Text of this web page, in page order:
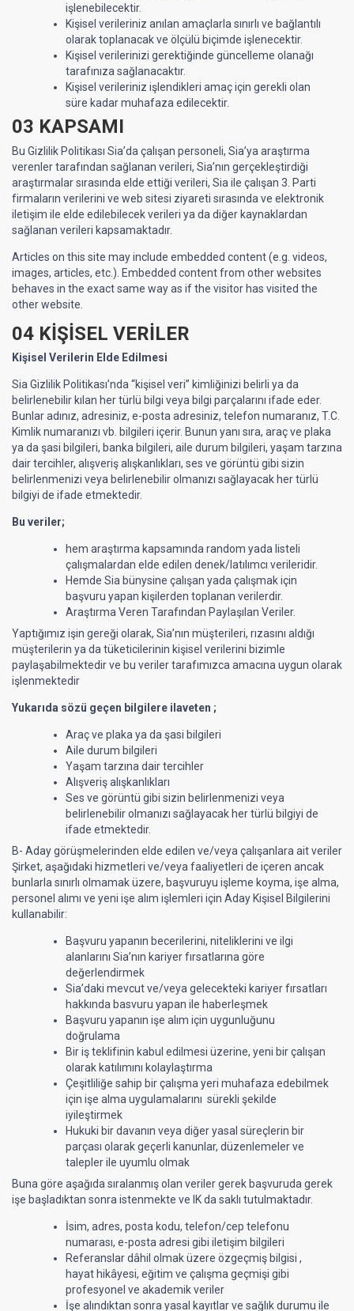
işlenebilecektir.
Kişisel verileriniz anılan amaçlarla sınırlı ve bağlantılı
olarak toplanacak ve ölçülü biçimde işlenecektir.
Kişisel verilerinizi gerektiğinde güncelleme olanağı
tarafınıza sağlanacaktır.
Kişisel verileriniz işlendikleri amaç için gerekli olan
süre kadar muhafaza edilecektir.
03 KAPSAMI
Bu Gizlilik Politikası Sia’da çalışan personeli, Sia’ya araştırma
verenler tarafından sağlanan verileri, Sia’nın gerçekleştirdiği
araştırmalar sırasında elde ettiği verileri, Sia ile çalışan 3. Parti
firmaların verilerini ve web sitesi ziyareti sırasında ve elektronik
iletişim ile elde edilebilecek verileri ya da diğer kaynaklardan
sağlanan verileri kapsamaktadır.
Articles on this site may include embedded content (e.g. videos,
images, articles, etc.). Embedded content from other websites
behaves in the exact same way as if the visitor has visited the
other website.
04 KİŞİSEL VERİLER
Kişisel Verilerin Elde Edilmesi
Sia Gizlilik Politikası’nda “kişisel veri” kimliğinizi belirli ya da
belirlenebilir kılan her türlü bilgi veya bilgi parçalarını ifade eder.
Bunlar adınız, adresiniz, e-posta adresiniz, telefon numaranız, T.C.
Kimlik numaranızı vb. bilgileri içerir. Bunun yanı sıra, araç ve plaka
ya da şasi bilgileri, banka bilgileri, aile durum bilgileri, yaşam tarzına
dair tercihler, alışveriş alışkanlıkları, ses ve görüntü gibi sizin
belirlenmenizi veya belirlenebilir olmanızı sağlayacak her türlü
bilgiyi de ifade etmektedir.
Bu veriler;
hem araştırma kapsamında random yada listeli
çalışmalardan elde edilen denek/latılımcı verileridir.
Hemde Sia bünysine çalışan yada çalışmak için
başvuru yapan kişilerden toplanan verilerdir.
Araştırma Veren Tarafından Paylaşılan Veriler.
Yaptığımız işin gereği olarak, Sia’nın müşterileri, rızasını aldığı
müşterilerin ya da tüketicilerinin kişisel verilerini bizimle
paylaşabilmektedir ve bu veriler tarafımızca amacına uygun olarak
işlenmektedir
Yukarıda sözü geçen bilgilere ilaveten ;
Araç ve plaka ya da şasi bilgileri
Aile durum bilgileri
Yaşam tarzına dair tercihler
Alışveriş alışkanlıkları
Ses ve görüntü gibi sizin belirlenmenizi veya
belirlenebilir olmanızı sağlayacak her türlü bilgiyi de
ifade etmektedir.
B- Aday görüşmelerinden elde edilen ve/veya çalışanlara ait veriler
Şirket, aşağıdaki hizmetleri ve/veya faaliyetleri de içeren ancak
bunlarla sınırlı olmamak üzere, başvuruyu işleme koyma, işe alma,
personel alımı ve yeni işe alım işlemleri için Aday Kişisel Bilgilerini
kullanabilir:
Başvuru yapanın becerilerini, niteliklerini ve ilgi
alanlarını Sia’nın kariyer fırsatlarına göre
değerlendirmek
Sia’daki mevcut ve/veya gelecekteki kariyer fırsatları
hakkında basvuru yapan ile haberleşmek
Başvuru yapanın işe alım için uygunluğunu
doğrulama
Bir iş teklifinin kabul edilmesi üzerine, yeni bir çalışan
olarak katılımını kolaylaştırma
Çeşitliliğe sahip bir çalışma yeri muhafaza edebilmek
için işe alma uygulamalarını sürekli şekilde
iyileştirmek
Hukuki bir davanın veya diğer yasal süreçlerin bir
parçası olarak geçerli kanunlar, düzenlemeler ve
talepler ile uyumlu olmak
Buna göre aşağıda sıralanmış olan veriler gerek başvuruda gerek
işe başladıktan sonra istenmekte ve IK da saklı tutulmaktadır.
İsim, adres, posta kodu, telefon/cep telefonu
numarası, e-posta adresi gibi iletişim bilgileri
Referanslar dâhil olmak üzere özgeçmiş bilgisi ,
hayat hikâyesi, eğitim ve çalışma geçmişi gibi
profesyonel ve akademik veriler
İşe alındıktan sonra yasal kayıtlar ve sağlık durumu ile